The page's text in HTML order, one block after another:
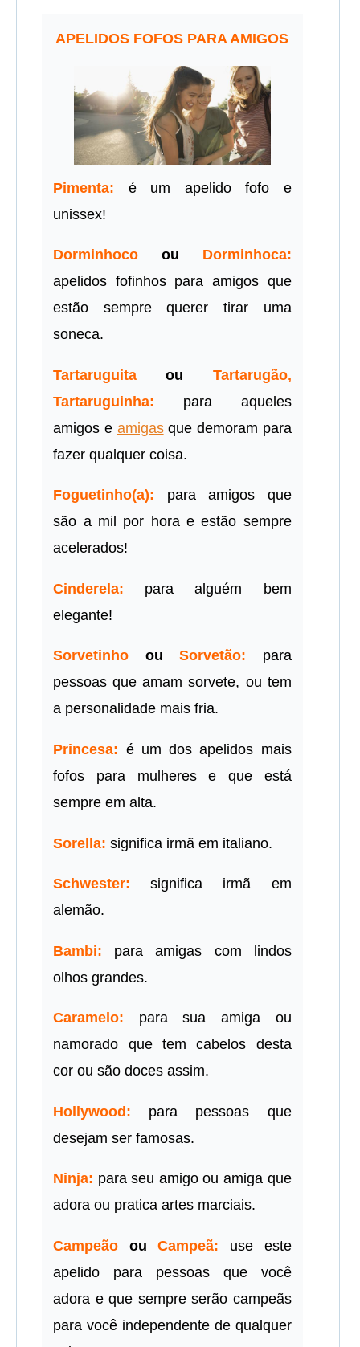
APELIDOS FOFOS PARA AMIGOS
Pimenta:
é um apelido fofo e
unissex!
Dorminhoco ou Dorminhoca:
apelidos fofinhos para amigos que
estão sempre querer tirar uma
soneca.
Tartaruguita ou Tartarugão,
Tartaruguinha: para aqueles
amigos e amigasque demoram para
fazer qualquer coisa.
Foguetinho(a):
para amigos que
são a mil por hora e estão sempre
acelerados!
Cinderela:
para alguém bem
elegante!
Sorvetinho ouSorvetão:
para
pessoas que amam sorvete, ou tem
a personalidade mais fria.
Princesa: é um dos apelidos mais
fofos para mulheres e que está
sempre em alta.
Sorella: significa irmã em italiano.
Schwester:
significa irmã em
alemão.
Bambi:
para amigas com lindos
olhos grandes.
Caramelo:
para sua amiga ou
namorado que tem cabelos desta
cor ou são doces assim.
Hollywood:
para pessoas que
desejam ser famosas.
Ninja: para seu amigo ou amiga que
adora ou pratica artes marciais.
Campeão ouCampeã:
use este
apelido para pessoas que você
adora e que sempre serão campeãs
para você independente de qualquer